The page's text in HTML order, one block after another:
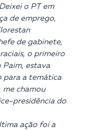
o PT em
de emprego,
de gabinete,
o primeiro
Paim, estava
para a temática
me chamou
presidência do
ação foi a